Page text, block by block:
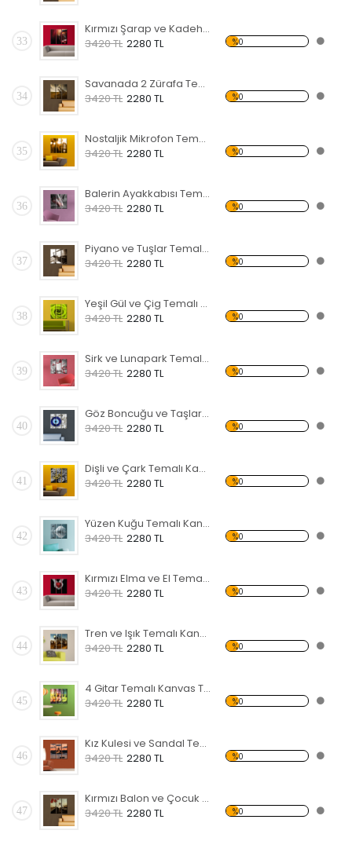
33
Kırmızı Şarap ve Kadeh Temalı Kanvas Tablo
3420 TL 2280 TL %0
34
Savanada 2 Zürafa Temalı Kanvas Tablo
3420 TL 2280 TL %0
35
Nostaljik Mikrofon Temalı Kanvas Tablo
3420 TL 2280 TL %0
36
Balerin Ayakkabısı Temalı Kanvas Tablo
3420 TL 2280 TL %0
37
Piyano ve Tuşlar Temalı Kanvas Tablo
3420 TL 2280 TL %0
38
Yeşil Gül ve Çig Temalı Kanvas Tablo
3420 TL 2280 TL %0
39
Sirk ve Lunapark Temalı Kanvas Tablo
3420 TL 2280 TL %0
40
Göz Boncuğu ve Taşlar Temalı Kanvas Tablo
3420 TL 2280 TL %0
41
Dişli ve Çark Temalı Kanvas Tablo
3420 TL 2280 TL %0
42
Yüzen Kuğu Temalı Kanvas Tablo
3420 TL 2280 TL %0
43
Kırmızı Elma ve El Temalı Kanvas Tablo
3420 TL 2280 TL %0
44
Tren ve Işık Temalı Kanvas Tablo
3420 TL 2280 TL %0
45
4 Gitar Temalı Kanvas Tablo
3420 TL 2280 TL %0
46
Kız Kulesi ve Sandal Temalı Kanvas Tablo
3420 TL 2280 TL %0
47
Kırmızı Balon ve Çocuk Temalı Kanvas Tablo
3420 TL 2280 TL %0